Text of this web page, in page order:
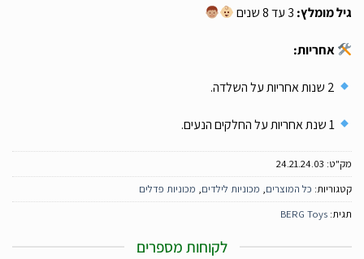
גיל מומלץ:3 עד 8 שנים
אחריות:
מק"ט: 24.21.24.03
קטגוריות: כל המוצרים, מכוניות לילדים, מכוניות פדלים
תגית: BERG Toys
לקוחות מספרים